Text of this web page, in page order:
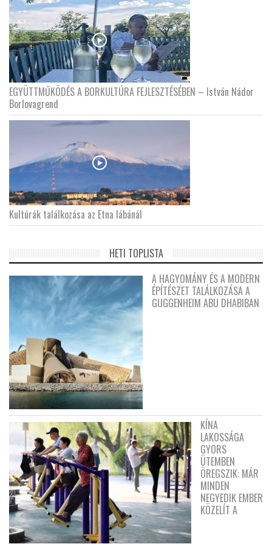
EGYÜTTMŰKÖDÉS A BORKULTÚRA FEJLESZTÉSÉBEN – István Nádor
Borlovagrend
Kultúrák találkozása az Etna lábánál
HETI TOPLISTA
A HAGYOMÁNY ÉS A MODERN
ÉPÍTÉSZET TALÁLKOZÁSA A
GUGGENHEIM ABU DHABIBAN
KÍNA
LAKOSSÁGA
GYORS
ÜTEMBEN
ÖREGSZIK: MÁR
MINDEN
NEGYEDIK EMBER
KÖZELÍT A